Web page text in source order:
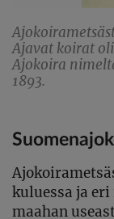
Ajavat koirat
Ajokoira
1893.
kuluessa ja
maahan